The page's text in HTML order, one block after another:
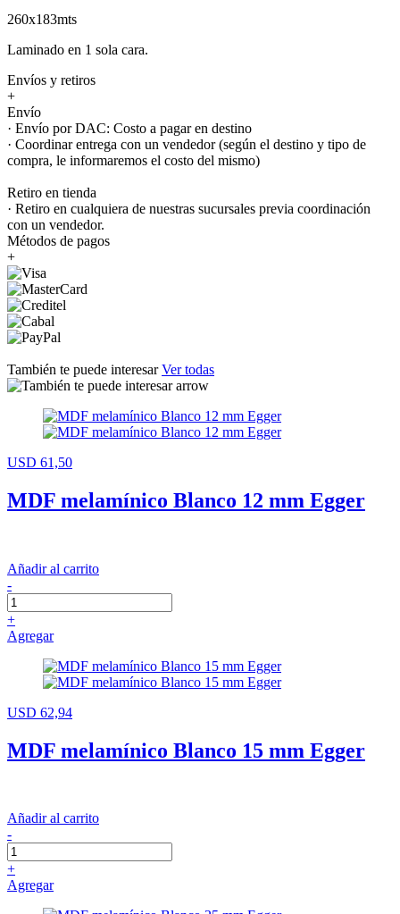
260x183mts
Laminado en 1 sola cara.
Envíos y retiros
+
Envío
· Envío por DAC: Costo a pagar en destino
· Coordinar entrega con un vendedor (según el destino y tipo de
compra, le informaremos el costo del mismo)
Retiro en tienda
· Retiro en cualquiera de nuestras sucursales previa coordinación
con un vendedor.
Métodos de pagos
+
También te puede interesarVer todas
USD 61,50
MDF melamínico Blanco 12 mm Egger
Añadir al carrito
-
+
Agregar
USD 62,94
MDF melamínico Blanco 15 mm Egger
Añadir al carrito
-
+
Agregar